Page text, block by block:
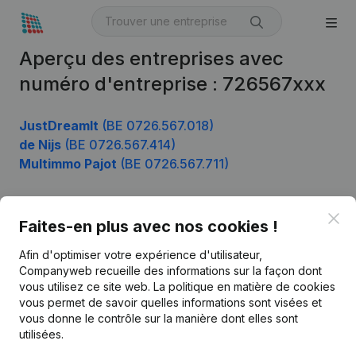
Aperçu des entreprises avec
numéro d'entreprise : 726567xxx
JustDreamIt (BE 0726.567.018)
de Nijs (BE 0726.567.414)
Multimmo Pajot (BE 0726.567.711)
Faites-en plus avec nos cookies !
Afin d'optimiser votre expérience d'utilisateur,
Companyweb recueille des informations sur la façon dont
vous utilisez ce site web. La politique en matière de cookies
vous permet de savoir quelles informations sont visées et
vous donne le contrôle sur la manière dont elles sont
utilisées.
Français
Kantorenpark Everest
Produit
Informations d’entreprise
Monitoring
Recherche internationale